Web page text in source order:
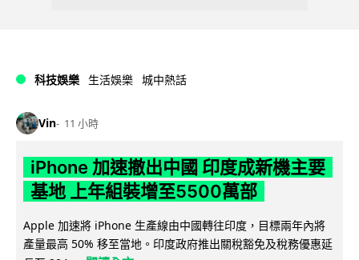
科技娛樂 生活娛樂 城中熱話
Vin 11 小時
iPhone 加速撤出中國 印度成新機主要
基地 上年組裝增至5500萬部
Apple 加速將 iPhone 生產線由中國轉往印度，目標兩年內將
產量最高 50% 移至當地。印度政府推出關稅豁免及稅務優惠延